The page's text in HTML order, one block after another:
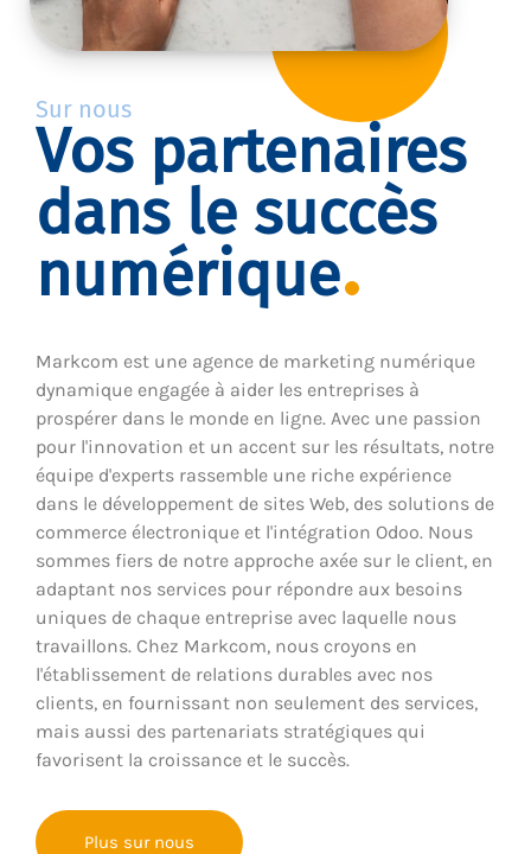
Sur nous
Vos partenaires
dans le succès
numérique
Markcom est une agence de marketing numérique
dynamique engagée à aider les entreprises à
prospérer dans le monde en ligne. Avec une passion
pour l'innovation et un accent sur les résultats, notre
équipe d'experts rassemble une riche expérience
dans le développement de sites Web, des solutions de
commerce électronique et l'intégration Odoo. Nous
sommes fiers de notre approche axée sur le client, en
adaptant nos services pour répondre aux besoins
uniques de chaque entreprise avec laquelle nous
travaillons. Chez Markcom, nous croyons en
l'établissement de relations durables avec nos
clients, en fournissant non seulement des services,
mais aussi des partenariats stratégiques qui
favorisent la croissance et le succès.
Plus sur nous